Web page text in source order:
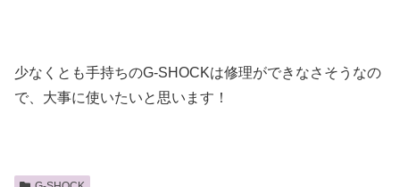
少なくとも手持ちのG-SHOCKは修理ができなさそうなの
で、大事に使いたいと思います！